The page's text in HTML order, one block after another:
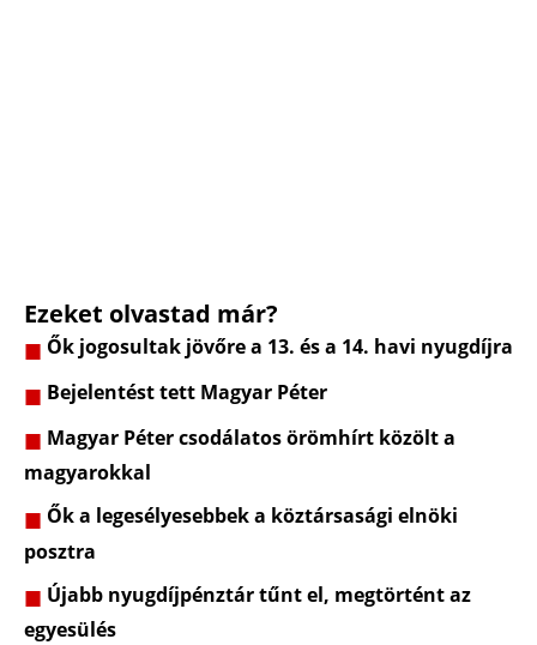
Ezeket olvastad már?
Ők jogosultak jövőre a 13. és a 14. havi nyugdíjra
Bejelentést tett Magyar Péter
Magyar Péter csodálatos örömhírt közölt a
magyarokkal
Ők a legesélyesebbek a köztársasági elnöki
posztra
Újabb nyugdíjpénztár tűnt el, megtörtént az
egyesülés